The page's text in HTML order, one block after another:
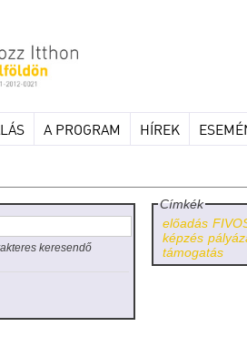
A PROGRAM HÍREK
keresendő
Címkék
előadás
képzés
támogatás